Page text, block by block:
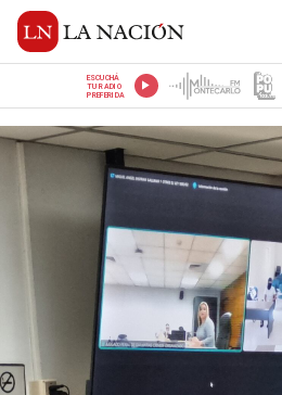
ESCUCHÁ
TU RADIO
PREFERIDA